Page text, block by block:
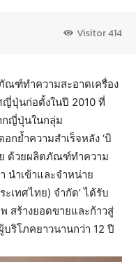
Visitor414
ณฑ์ทำความสะอาดเครื่อง
ญี่ปุ่นก่อตั้งในปี 2010 ที่
กญี่ปุ่นในกลุ่ม
กย้ำความสำเร็จหลัง ‘บิ
ย ด้วยผลิตภัณฑ์ทำความ
นำเข้าและจำหน่าย
เทศไทย) จำกัด’ ได้รับ
สร้างยอดขายและก้าวสู่
ริโภคยาวนานกว่า 12 ปี